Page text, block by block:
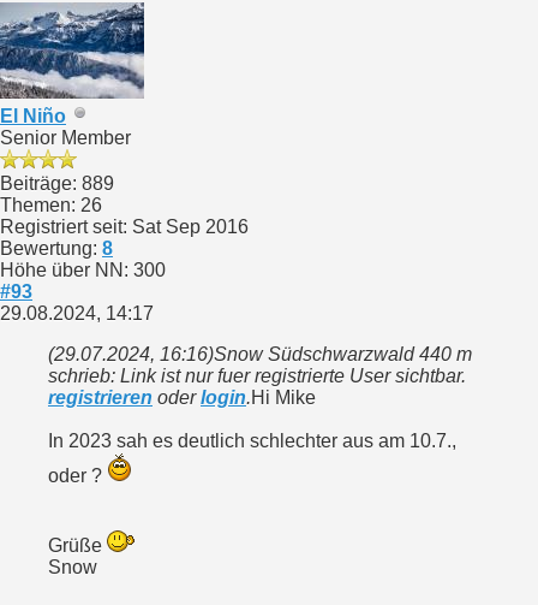
El Niño
Senior Member
Beiträge: 889
Themen: 26
Registriert seit: Sat Sep 2016
Bewertung: 8
Höhe über NN: 300
#93
29.08.2024, 14:17
(29.07.2024, 16:16)Snow Südschwarzwald 440 m
schrieb: Link ist nur fuer registrierte User sichtbar.
registrieren oderlogin.Hi Mike
In 2023 sah es deutlich schlechter aus am 10.7.,
oder ?
Grüße
Snow